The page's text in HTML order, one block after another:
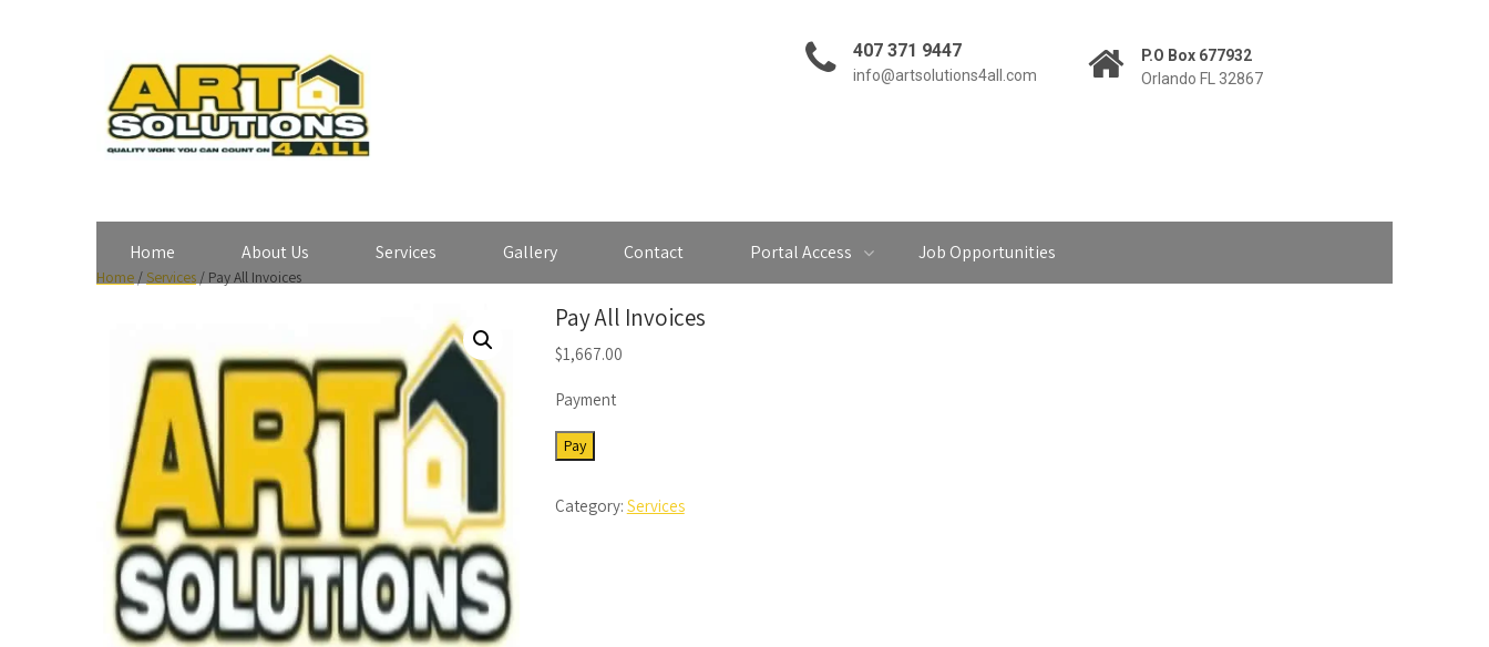
407 371 9447
info@artsolutions4all.com
P.O Box 677932
Orlando FL 32867
Home About Us Services Gallery Contact Portal Access Job Opportunities
Home /Services / Pay All Invoices
Pay All Invoices
$1,667.00
Payment
Pay
All
quantity
Pay
Category: Services